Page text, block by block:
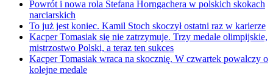
Powrót i nowa rola Stefana Horngachera w polskich skokach
narciarskich
To już jest koniec. Kamil Stoch skoczył ostatni raz w karierze
Kacper Tomasiak się nie zatrzymuje. Trzy medale olimpijskie,
mistrzostwo Polski, a teraz ten sukces
Kacper Tomasiak wraca na skocznię. W czwartek powalczy o
kolejne medale